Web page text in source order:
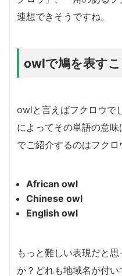
連想できそうですね。
owlで鳩を表す
owlと言えばフクロウで
によってその単語の意
でご紹介するのはフクロ
African owl
Chinese owl
English owl
もっと難しい表現だと
か？どれも地域名が付